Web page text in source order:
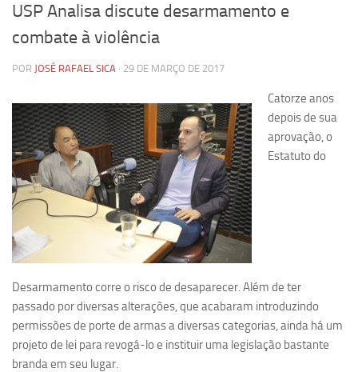
Inscrição
Pesquisa
Grupos de Estudo
Carreira Docente de Impacto
Ciência, Arte, Educação e Sociedade: CienArtES
Grupo de Estudos Avançados em Tecnologia e Informação
em Saúde com foco em Populações Vulneráveis
(Confluencia)
Grupos de Pesquisa
Criminologia Experimental e Segurança Pública
Direito e Tecnologia (Tech Law)
USP Analisa discute desarmamento e
combate à violência
POR JOSÉ RAFAEL SICA · 29 DE MARÇO DE 2017
Catorze anos
depois de sua
aprovação, o
Estatuto do
Desarmamento corre o risco de desaparecer. Além de ter
passado por diversas alterações, que acabaram introduzindo
permissões de porte de armas a diversas categorias, ainda há um
projeto de lei para revogá-lo e instituir uma legislação bastante
branda em seu lugar.